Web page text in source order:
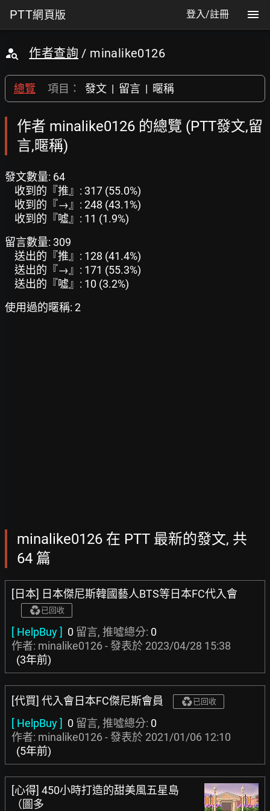
PTT網頁版 登入/註冊
作者查詢 / minalike0126
總覽 項目： 發文 | 留言 | 暱稱
作者 minalike0126 的總覽 (PTT發文,留
言,暱稱)
發文數量: 64
收到的『推』: 317 (55.0%)
收到的『→』: 248 (43.1%)
收到的『噓』: 11 (1.9%)
留言數量: 309
送出的『推』: 128 (41.4%)
送出的『→』: 171 (55.3%)
送出的『噓』: 10 (3.2%)
使用過的暱稱: 2
minalike0126 在 PTT 最新的發文, 共
64 篇
[日本] 日本傑尼斯韓國藝人BTS等日本FC代入會
已回收
[ HelpBuy ] 0 留言, 推噓總分: 0
作者: minalike0126 - 發表於 2023/04/28 15:38
(3年前)
[代買] 代入會日本FC傑尼斯會員 已回收
[ HelpBuy ] 0 留言, 推噓總分: 0
作者: minalike0126 - 發表於 2021/01/06 12:10
(5年前)
[心得] 450小時打造的甜美風五星島
（圖多